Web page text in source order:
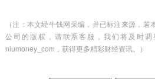
（注：本文经牛钱网采编，并已标注来源，
公司的版权，请联系客服，我们将及时调
niumoney_com，获得更多精彩财经资讯。）